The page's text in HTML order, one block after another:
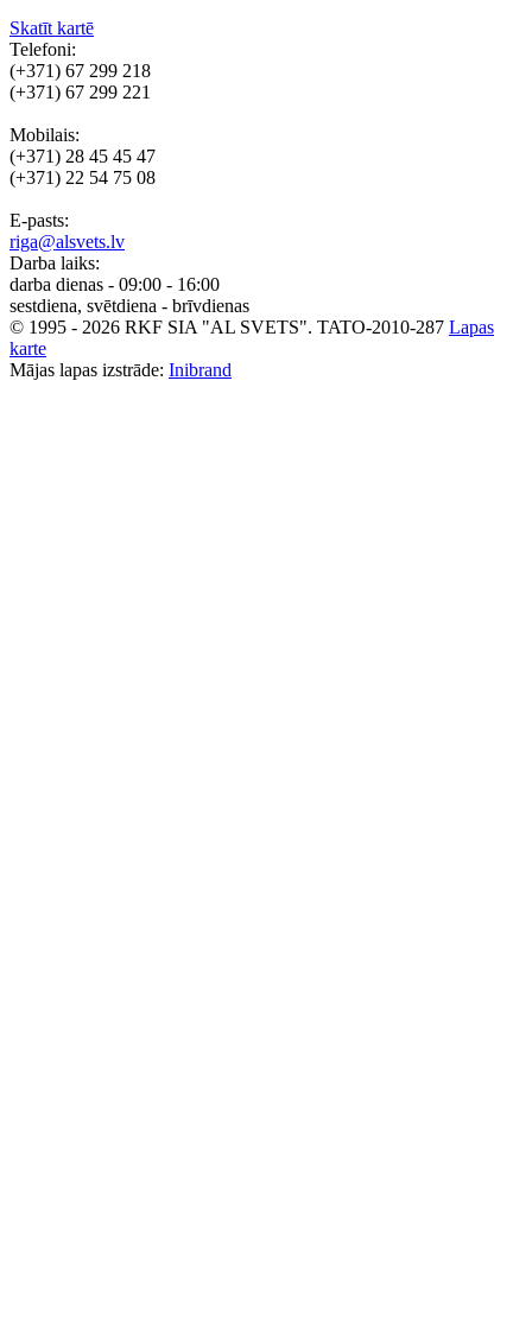
Skatīt kartē
Telefoni:
(+371) 67 299 218
(+371) 67 299 221
Mobilais:
(+371) 28 45 45 47
(+371) 22 54 75 08
E-pasts:
riga@alsvets.lv
Darba laiks:
darba dienas - 09:00 - 16:00
sestdiena, svētdiena - brīvdienas
© 1995 - 2026 RKF SIA "AL SVETS". TATO-2010-287 Lapas
karte
Mājas lapas izstrāde: Inibrand